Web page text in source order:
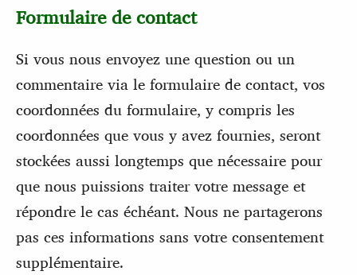
Formulaire de contact
Si vous nous envoyez une question ou un
commentaire via le formulaire de contact, vos
coordonnées du formulaire, y compris les
coordonnées que vous y avez fournies, seront
stockées aussi longtemps que nécessaire pour
que nous puissions traiter votre message et
répondre le cas échéant. Nous ne partagerons
pas ces informations sans votre consentement
supplémentaire.